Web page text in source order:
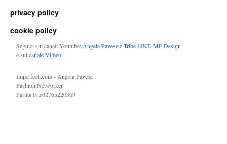
privacy policy
cookie policy
Seguici sui canali Youtube:Angela PaveseeTribe LIKE-ME Design
e sulcanale Vimeo
Imperfecti.com - Angela Pavese
Fashion Networker
Partita Iva 02765220369